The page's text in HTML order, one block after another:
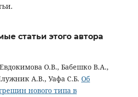
статьи этого автора
О.В., Бабешко В.А.,
А.В., Уафа С.Б. Об
нового типа в